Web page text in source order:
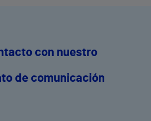
con nuestro
de comunicación